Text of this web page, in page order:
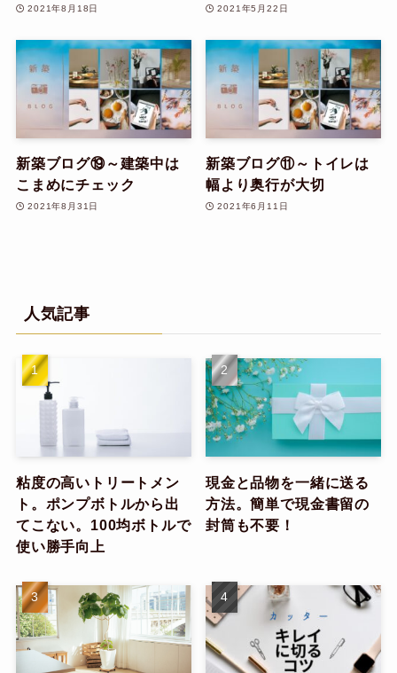
2021年8月18日 2021年5月22日
新築ブログ⑲～建築中は
こまめにチェック
2021年8月31日
新築ブログ⑪～トイレは
幅より奥行が大切
2021年6月11日
人気記事
粘度の高いトリートメン
ト。ポンプボトルから出
てこない。100均ボトルで
使い勝手向上
現金と品物を一緒に送る
方法。簡単で現金書留の
封筒も不要！